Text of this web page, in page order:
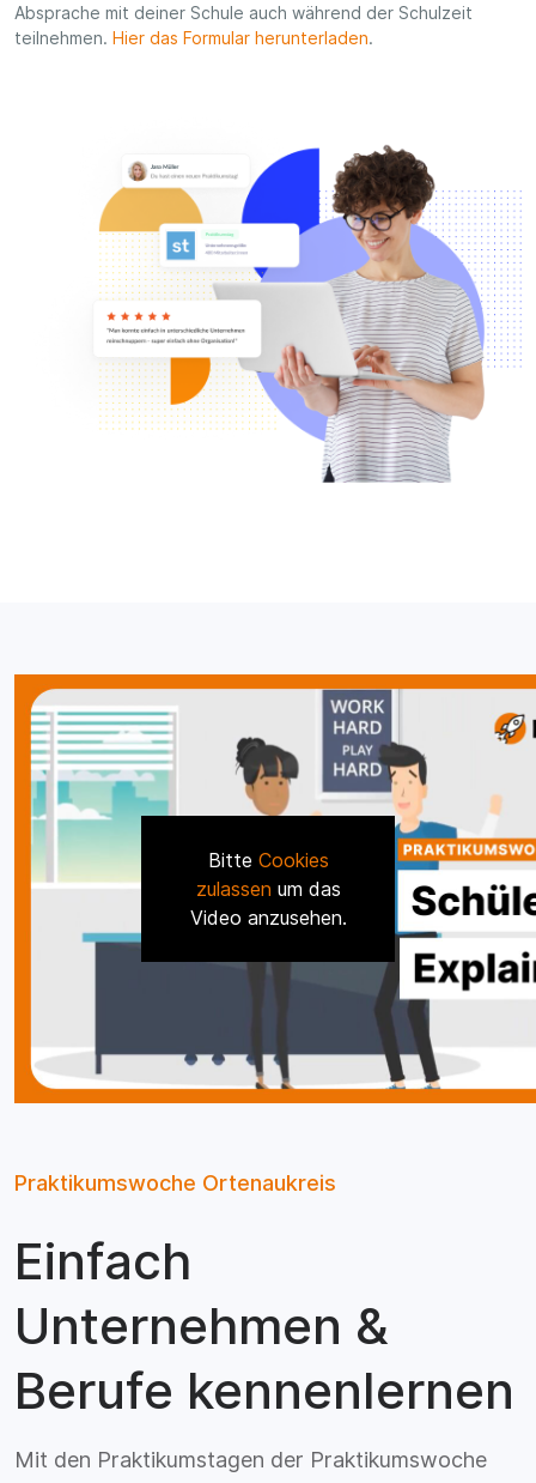
Absprache mit deiner Schule auch während der Schulzeit
teilnehmen. Hier das Formular herunterladen.
Bitte Cookies
zulassen um das
Video anzusehen.
Praktikumswoche Ortenaukreis
Einfach
Unternehmen &
Berufe kennenlernen
Mit den Praktikumstagen der Praktikumswoche